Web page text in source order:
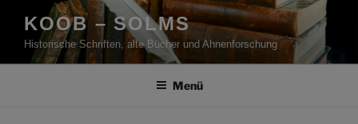
Inhalt
springen
KOOB – SOLMS
Historische Schriften, alte Bücher und Ahnenforschung
Menü